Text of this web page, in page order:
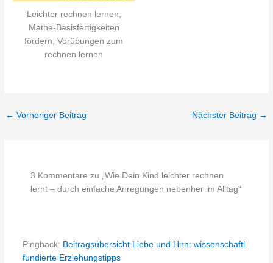
Leichter rechnen lernen,
Mathe-Basisfertigkeiten
fördern, Vorübungen zum
rechnen lernen
← Vorheriger Beitrag Nächster Beitrag →
3 Kommentare zu „Wie Dein Kind leichter rechnen
lernt – durch einfache Anregungen nebenher im Alltag“
Pingback: Beitragsübersicht Liebe und Hirn: wissenschaftl.
fundierte Erziehungstipps